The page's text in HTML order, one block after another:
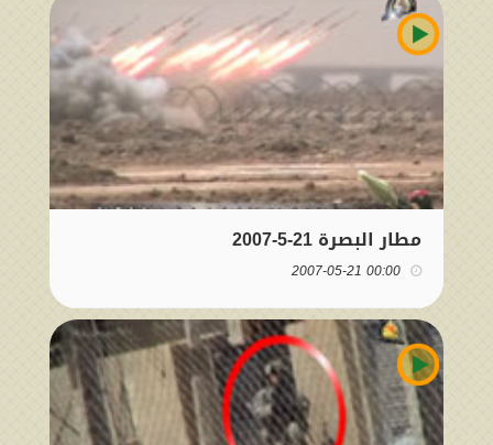
مطار البصرة 21-5-2007
00:00 2007-05-21